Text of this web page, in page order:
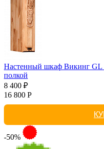
Настенный шкаф Викинг GL
полкой
8 400 ₽
16 800 Р
-50%